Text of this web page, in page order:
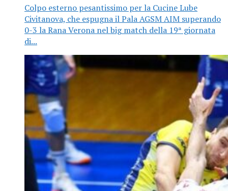
Colpo esterno pesantissimo per la Cucine Lube
Civitanova, che espugna il Pala AGSM AIM superando
0-3 la Rana Verona nel big match della 19ª giornata
di...